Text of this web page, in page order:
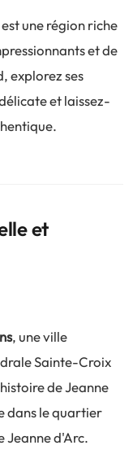
une région riche
et de
explorez ses
et laissez-
et
, une ville
Sainte-Croix
de Jeanne
dans le quartier
Jeanne d'Arc.